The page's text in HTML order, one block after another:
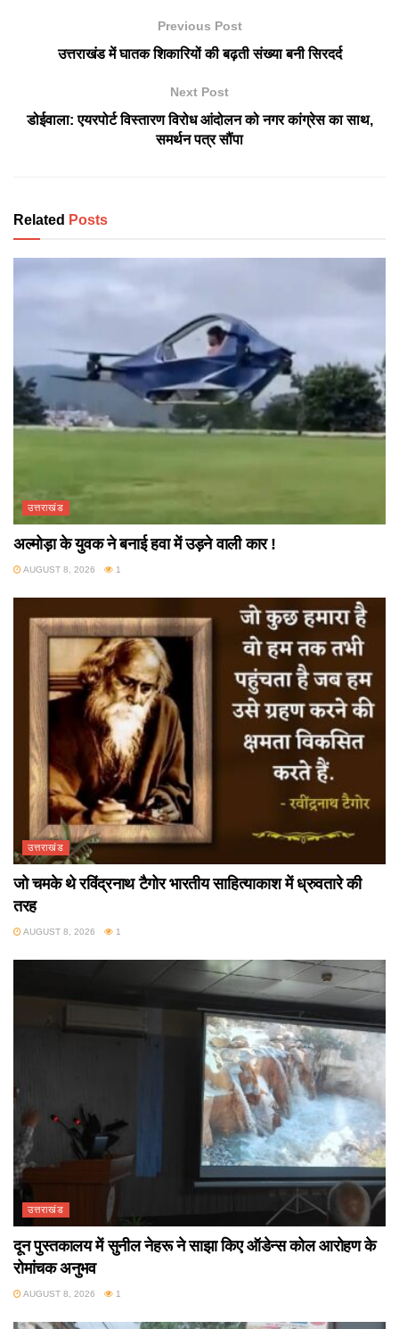
Previous Post
उत्तराखंड में घातक शिकारियों की बढ़ती संख्या बनी सिरदर्द
Next Post
डोईवाला: एयरपोर्ट विस्तारण विरोध आंदोलन को नगर कांग्रेस का साथ,
समर्थन पत्र सौंपा
Related Posts
उत्तराखंड
अल्मोड़ा के युवक ने बनाई हवा में उड़ने वाली कार !
AUGUST 8, 2026 1
उत्तराखंड
जो चमके थे रविंद्रनाथ टैगोर भारतीय साहित्याकाश में ध्रुवतारे की
तरह
AUGUST 8, 2026 1
उत्तराखंड
दून पुस्तकालय में सुनील नेहरू ने साझा किए ऑडेन्स कोल आरोहण के
रोमांचक अनुभव
AUGUST 8, 2026 1